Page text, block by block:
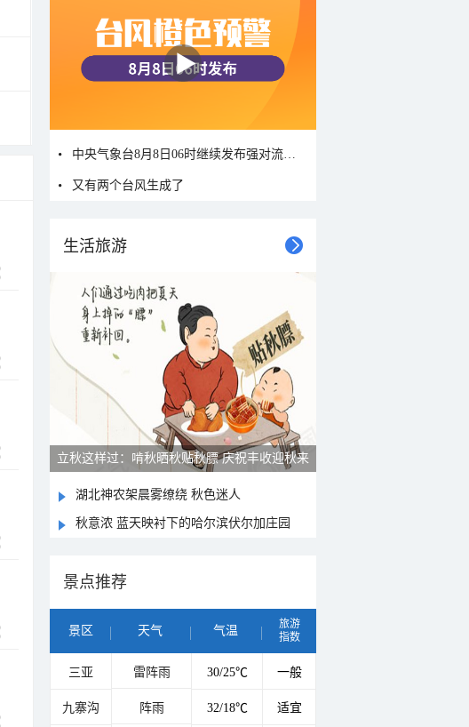
中央气象台8月8日06时继续发布强对流天气蓝色预警
又有两个台风生成了
生活旅游
立秋这样过：啃秋晒秋贴秋膘 庆祝丰收迎秋来
湖北神农架晨雾缭绕 秋色迷人
秋意浓 蓝天映衬下的哈尔滨伏尔加庄园
景点推荐
景区 天气 气温
旅游
指数
三亚 雷阵雨 30/25℃ 一般
九寨沟 阵雨 32/18℃ 适宜